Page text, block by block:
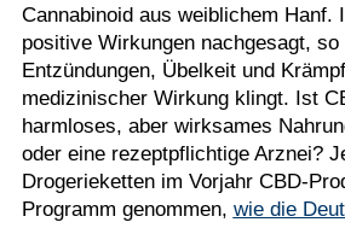
Cannabinoid aus weiblichem Hanf.
positive Wirkungen nachgesagt, so
Entzündungen, Übelkeit und
medizinischer Wirkung klingt. Ist
harmloses, aber wirksames
oder eine rezeptpflichtige Arznei?
Drogerieketten im Vorjahr CBD-
Programm genommen, wie die